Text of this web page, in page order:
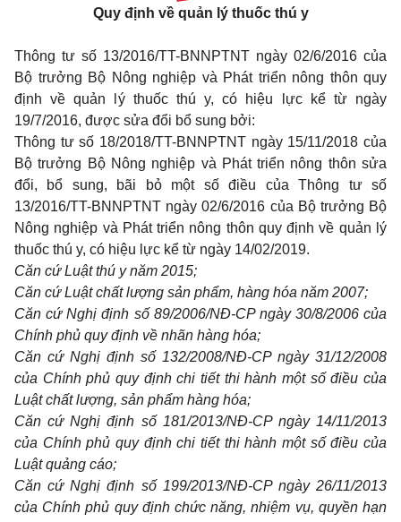
Quy định về quản lý thuốc thú y
Thông tư số 13/2016/TT-BNNPTNT ngày 02/6/2016 của
Bộ trưởng Bộ Nông nghiệp và Phát triển nông thôn quy
định về quản lý thuốc thú y, có hiệu lực kể từ ngày
19/7/2016, được sửa đổi bổ sung bởi:
Thông tư số 18/2018/TT-BNNPTNT ngày 15/11/2018 của
Bộ trưởng Bộ Nông nghiệp và Phát triển nông thôn sửa
đổi, bổ sung, bãi bỏ một số điều của Thông tư số
13/2016/TT-BNNPTNT ngày 02/6/2016 của Bộ trưởng Bộ
Nông nghiệp và Phát triển nông thôn quy định về quản lý
thuốc thú y, có hiệu lực kể từ ngày 14/02/2019.
Căn cứ Luật thú y năm 2015;
Căn cứ Luật chất lượng sản phẩm, hàng hóa năm 2007;
Căn cứ Nghị định số 89/2006/NĐ-CP ngày 30/8/2006 của
Chính phủ quy định về nhãn hàng hóa;
Căn cứ Nghị định số 132/2008/NĐ-CP ngày 31/12/2008
của Chính phủ quy định chi tiết thi hành một số điều của
Luật chất lượng, sản phẩm hàng hóa;
Căn cứ Nghị định số 181/2013/NĐ-CP ngày 14/11/2013
của Chính phủ quy định chi tiết thi hành một số điều của
Luật quảng cáo;
Căn cứ Nghị định số 199/2013/NĐ-CP ngày 26/11/2013
của Chính phủ quy định chức năng, nhiệm vụ, quyền hạn